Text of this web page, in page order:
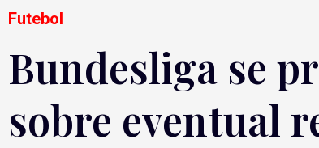
Futebol
Bundesliga se
sobre eventual